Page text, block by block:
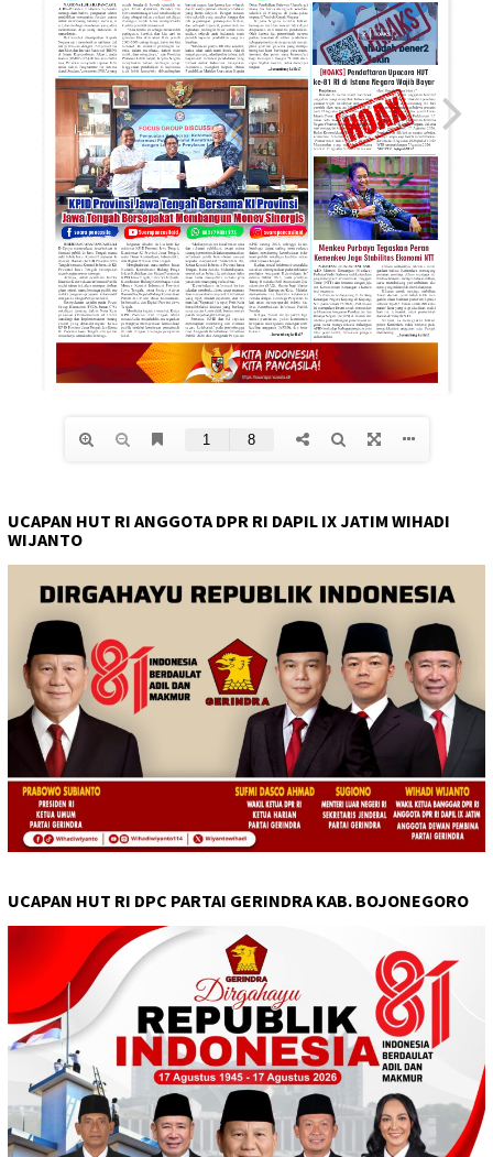
UCAPAN HUT RI ANGGOTA DPR RI DAPIL IX JATIM WIHADI
WIJANTO
UCAPAN HUT RI DPC PARTAI GERINDRA KAB. BOJONEGORO